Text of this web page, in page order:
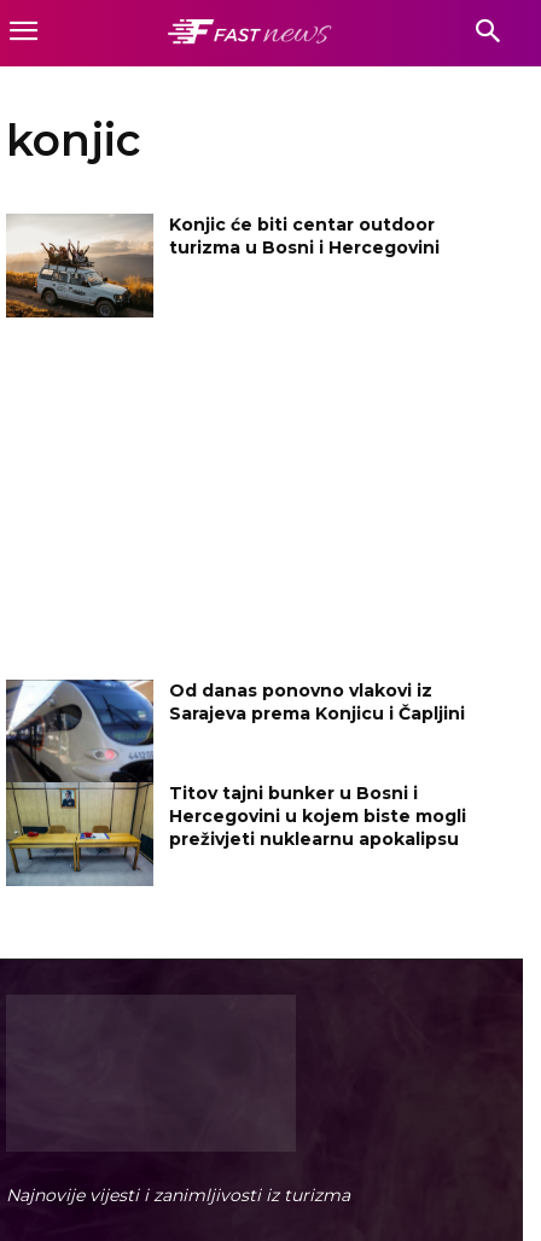
konjic
Konjic će biti centar outdoor
turizma u Bosni i Hercegovini
Od danas ponovno vlakovi iz
Sarajeva prema Konjicu i Čapljini
Titov tajni bunker u Bosni i
Hercegovini u kojem biste mogli
preživjeti nuklearnu apokalipsu
Najnovije vijesti i zanimljivosti iz turizma